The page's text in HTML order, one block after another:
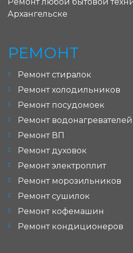
Архангельске
РЕМОНТ
Ремонт стиралок
Ремонт холодильников
Ремонт посудомоек
Ремонт водонагревателей
Ремонт ВП
Ремонт духовок
Ремонт электроплит
Ремонт морозильников
Ремонт сушилок
Ремонт кофемашин
Ремонт кондиционеров